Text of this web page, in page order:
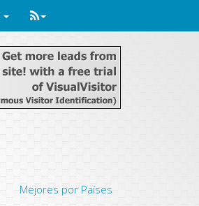
Mejores por Países